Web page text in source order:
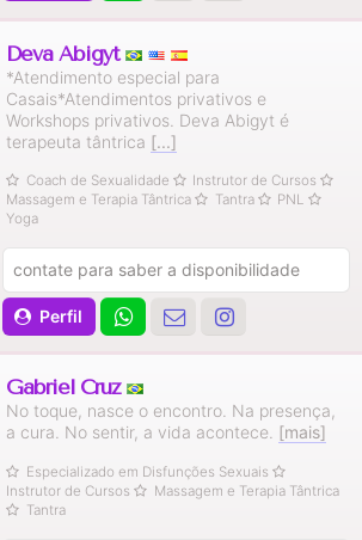
Deva Abigyt
*Atendimento especial para
Casais*Atendimentos privativos e
Workshops privativos. Deva Abigyt é
terapeuta tântrica [...]
Coach de Sexualidade
Instrutor de Cursos
Massagem e Terapia Tântrica
Tantra
PNL
Yoga
Perfil
contate para saber a disponibilidade
Gabriel Cruz
No toque, nasce o encontro. Na presença,
a cura. No sentir, a vida acontece. [mais]
Especializado em Disfunções Sexuais
Instrutor de Cursos
Massagem e Terapia Tântrica
Tantra